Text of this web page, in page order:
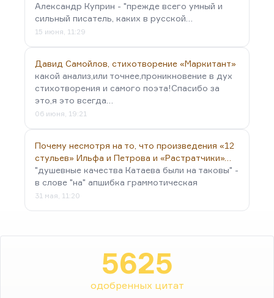
Александр Куприн - "прежде всего умный и
сильный писатель, каких в русской…
15 июня, 11:29
Давид Самойлов, стихотворение «Маркитант»
какой анализ,или точнее,проникновение в дух
стихотворения и самого поэта!Спасибо за
это,я это всегда…
06 июня, 19:21
Почему несмотря на то, что произведения «12
стульев» Ильфа и Петрова и «Растратчики»…
"душевные качества Катаева были на таковы" -
в слове "на" апшибка граммотическая
31 мая, 11:20
5625
одобренных цитат